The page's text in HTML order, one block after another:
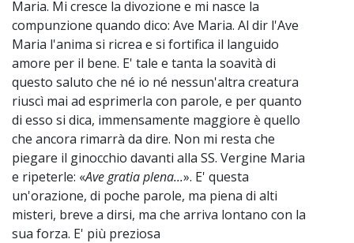
Maria. Mi cresce la divozione e mi nasce la
compunzione quando dico: Ave Maria. Al dir l'Ave
Maria l'anima si ricrea e si fortifica il languido
amore per il bene. E' tale e tanta la soavità di
questo saluto che né io né nessun'altra creatura
riuscì mai ad esprimerla con parole, e per quanto
di esso si dica, immensamente maggiore è quello
che ancora rimarrà da dire. Non mi resta che
piegare il ginocchio davanti alla SS. Vergine Maria
e ripeterle: «Ave gratia plena...». E' questa
un'orazione, di poche parole, ma piena di alti
misteri, breve a dirsi, ma che arriva lontano con la
sua forza. E' più preziosa